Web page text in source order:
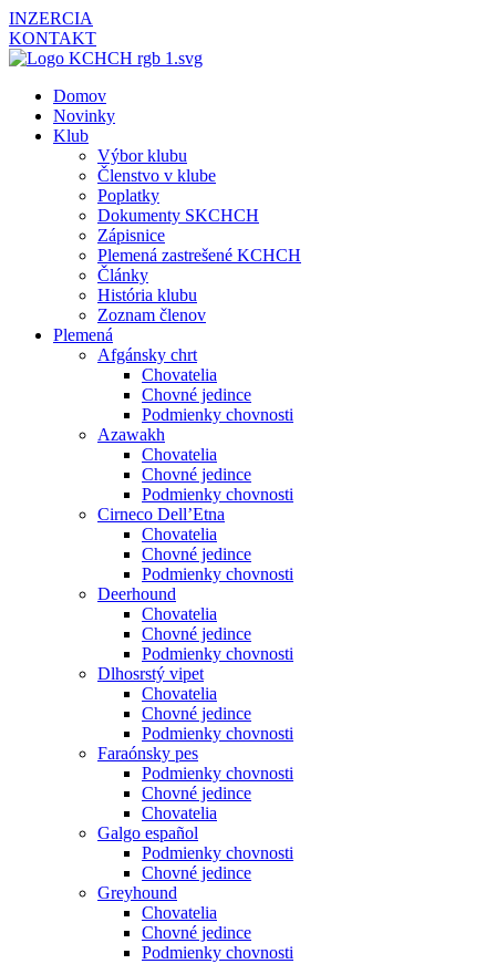
INZERCIA
KONTAKT
Domov
Novinky
Klub
Výbor klubu
Členstvo v klube
Poplatky
Dokumenty SKCHCH
Zápisnice
Plemená zastrešené KCHCH
Články
História klubu
Zoznam členov
Plemená
Afgánsky chrt
Chovatelia
Chovné jedince
Podmienky chovnosti
Azawakh
Chovatelia
Chovné jedince
Podmienky chovnosti
Cirneco Dell’Etna
Chovatelia
Chovné jedince
Podmienky chovnosti
Deerhound
Chovatelia
Chovné jedince
Podmienky chovnosti
Dlhosrstý vipet
Chovatelia
Chovné jedince
Podmienky chovnosti
Faraónsky pes
Podmienky chovnosti
Chovné jedince
Chovatelia
Galgo español
Podmienky chovnosti
Chovné jedince
Greyhound
Chovatelia
Chovné jedince
Podmienky chovnosti